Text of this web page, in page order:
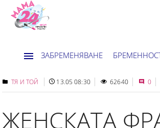
ЗАБРЕМЕНЯВАНЕ
ДОМ НОВИНИ
ТЯ И ТОЙ 13.05 08:30 62640 0
ЖЕНСКАТА